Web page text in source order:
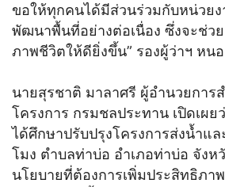
ขอให้ทุกคนได้มีส่วนร่วมกับหน่วยง
พัฒนาพื้นที่อย่างต่อเนื่อง ซึ่งจะช่ว
ภาพชีวิตให้ดียิ่งขึ้น” รองผู้ว่าฯ หน
นายสุรชาติ มาลาศรี ผู้อำนวยการ
โครงการ กรมชลประทาน เปิดเผ
ได้ศึกษาปรับปรุงโครงการส่งน้ำแล
โมง ตำบลท่าบ่อ อำเภอท่าบ่อ จัง
นโยบายที่ต้องการเพิ่มประสิทธิภา